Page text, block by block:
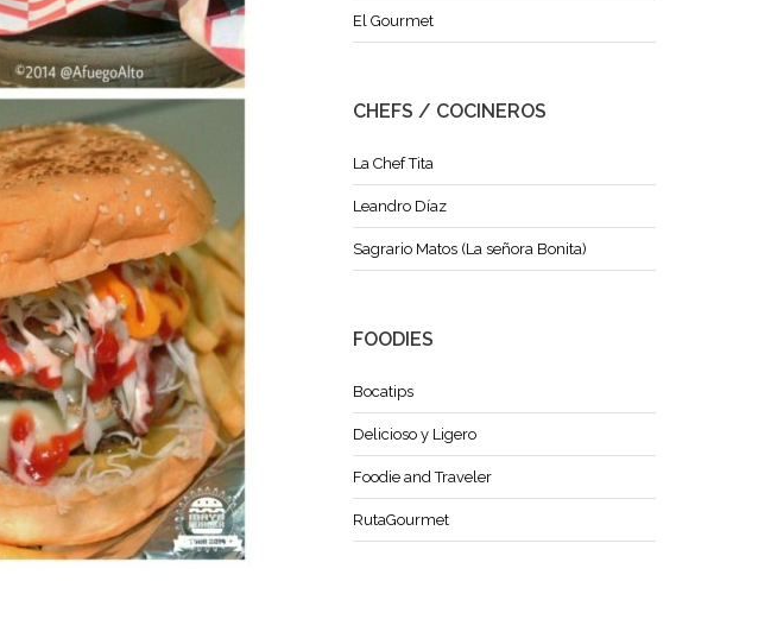
El Gourmet
CHEFS / COCINEROS
La Chef Tita
Leandro Díaz
Sagrario Matos (La señora Bonita)
FOODIES
Bocatips
Delicioso y Ligero
Foodie and Traveler
RutaGourmet